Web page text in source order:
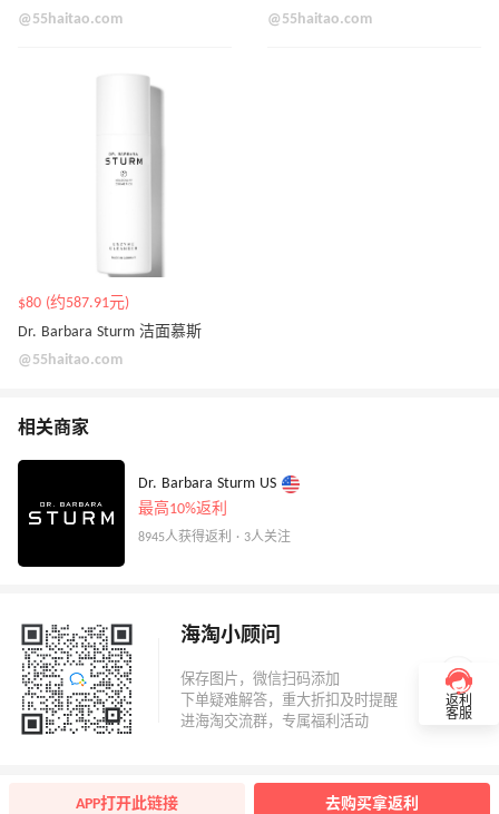
@55haitao.com
@55haitao.com
$80 (约587.91元)
Dr. Barbara Sturm 洁面慕斯
@55haitao.com
相关商家
Dr. Barbara Sturm US
最高10%返利
8945人获得返利 · 3人关注
海淘小顾问
返利
客服
APP打开此链接 去购买拿返利